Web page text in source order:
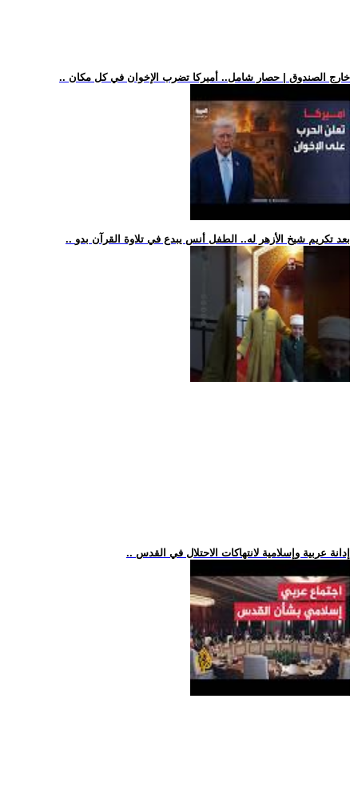
.. خارج الصندوق | حصار شامل.. أميركا تضرب الإخوان في كل مكان
.. بعد تكريم شيخ الأزهر له.. الطفل أنس يبدع في تلاوة القرآن بدو
.. إدانة عربية وإسلامية لانتهاكات الاحتلال في القدس